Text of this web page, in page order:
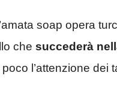
soap opera
che succederà
l’attenzione dei